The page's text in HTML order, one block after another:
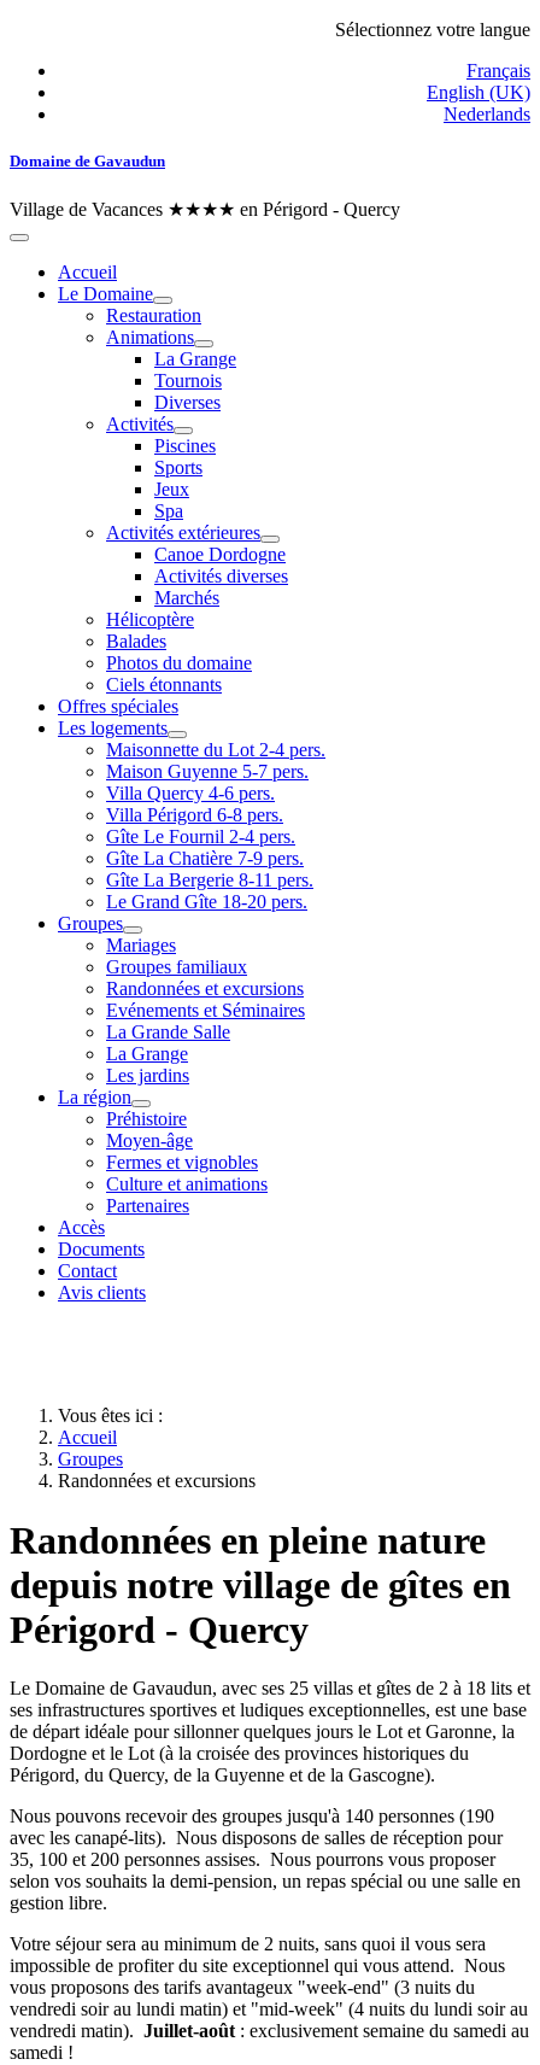
Sélectionnez votre langue
Français
English (UK)
Nederlands
Domaine de Gavaudun
Village de Vacances ★★★★ en Périgord - Quercy
Accueil
Le Domaine
Restauration
Animations
La Grange
Tournois
Diverses
Activités
Piscines
Sports
Jeux
Spa
Activités extérieures
Canoe Dordogne
Activités diverses
Marchés
Hélicoptère
Balades
Photos du domaine
Ciels étonnants
Offres spéciales
Les logements
Maisonnette du Lot 2-4 pers.
Maison Guyenne 5-7 pers.
Villa Quercy 4-6 pers.
Villa Périgord 6-8 pers.
Gîte Le Fournil 2-4 pers.
Gîte La Chatière 7-9 pers.
Gîte La Bergerie 8-11 pers.
Le Grand Gîte 18-20 pers.
Groupes
Mariages
Groupes familiaux
Randonnées et excursions
Evénements et Séminaires
La Grande Salle
La Grange
Les jardins
La région
Préhistoire
Moyen-âge
Fermes et vignobles
Culture et animations
Partenaires
Accès
Documents
Contact
Avis clients
Vous êtes ici :
Accueil
Groupes
Randonnées et excursions
Randonnées en pleine nature
depuis notre village de gîtes en
Périgord - Quercy
Le Domaine de Gavaudun, avec ses 25 villas et gîtes de 2 à 18 lits et
ses infrastructures sportives et ludiques exceptionnelles, est une base
de départ idéale pour sillonner quelques jours le Lot et Garonne, la
Dordogne et le Lot (à la croisée des provinces historiques du
Périgord, du Quercy, de la Guyenne et de la Gascogne).
Nous pouvons recevoir des groupes jusqu'à 140 personnes (190
avec les canapé-lits). Nous disposons de salles de réception pour
35, 100 et 200 personnes assises. Nous pourrons vous proposer
selon vos souhaits la demi-pension, un repas spécial ou une salle en
gestion libre.
Votre séjour sera au minimum de 2 nuits, sans quoi il vous sera
impossible de profiter du site exceptionnel qui vous attend. Nous
vous proposons des tarifs avantageux "week-end" (3 nuits du
vendredi soir au lundi matin) et "mid-week" (4 nuits du lundi soir au
vendredi matin). Juillet-août : exclusivement semaine du samedi au
samedi !